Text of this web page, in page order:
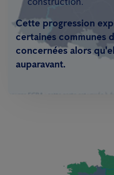
Cette progression
certaines communes
concernées alors
auparavant.